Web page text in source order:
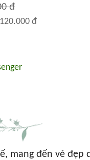
đ
đ
mang đến vẻ đẹp